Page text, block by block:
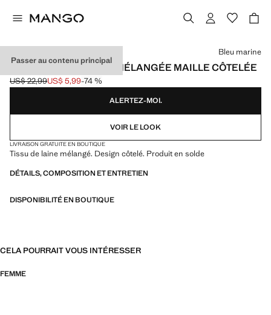
Passer au contenu principal
CHAUSSETTES LAINE MÉLANGÉE MAILLE CÔTELÉE
Prix initial barré [US$ 22,99 ]
US$ 22,99
Prix actuel [US$ 5,99 ]
US$ 5,99-74 %
Choisissez une couleur
Bleu marine
ALERTEZ-MOI.
VOIR LE LOOK
LIVRAISON GRATUITE EN BOUTIQUE
Tissu de laine mélangé. Design côtelé. Produit en solde
DÉTAILS, COMPOSITION ET ENTRETIEN
DISPONIBILITÉ EN BOUTIQUE
CELA POURRAIT VOUS INTÉRESSER
FEMME